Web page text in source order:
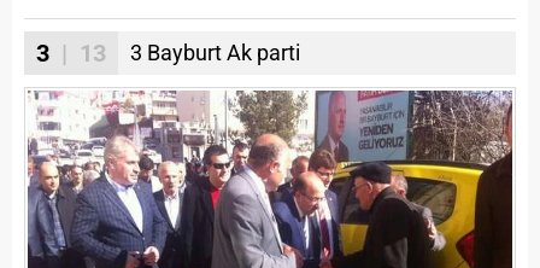
3 | 13 3 Bayburt Ak parti